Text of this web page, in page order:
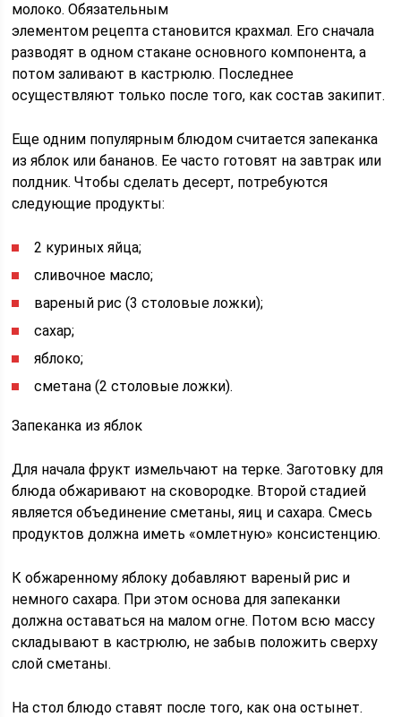
молоко. Обязательным
элементом рецепта становится крахмал. Его сначала
разводят в одном стакане основного компонента, а
потом заливают в кастрюлю. Последнее
осуществляют только после того, как состав закипит.
Еще одним популярным блюдом считается запеканка
из яблок или бананов. Ее часто готовят на завтрак или
полдник. Чтобы сделать десерт, потребуются
следующие продукты:
2 куриных яйца;
сливочное масло;
вареный рис (3 столовые ложки);
сахар;
яблоко;
сметана (2 столовые ложки).
Запеканка из яблок
Для начала фрукт измельчают на терке. Заготовку для
блюда обжаривают на сковородке. Второй стадией
является объединение сметаны, яиц и сахара. Смесь
продуктов должна иметь «омлетную» консистенцию.
К обжаренному яблоку добавляют вареный рис и
немного сахара. При этом основа для запеканки
должна оставаться на малом огне. Потом всю массу
складывают в кастрюлю, не забыв положить сверху
слой сметаны.
На стол блюдо ставят после того, как она остынет.